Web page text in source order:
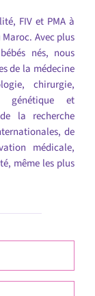
FIV et PMA à
Avec plus
nés, nous
de la médecine
chirurgie,
génétique et
la recherche
de
médicale,
même les plus